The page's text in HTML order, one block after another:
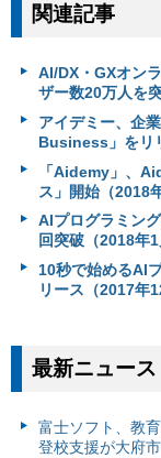
関連記事
AI/DX・GXオン
ザー数20万人を
アイデミー、企
Business」をリ
「Aidemy」、
ス」開始（2018
AIプログラミン
回突破（2018年1
10秒で始めるAI
リース（2017年
最新ニュース
富⼠ソフト、教
登校支援が大府